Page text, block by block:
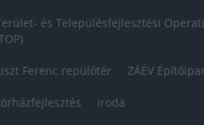
és Településfejlesztési
Ferenc repülőtér ZÁÉV
iroda